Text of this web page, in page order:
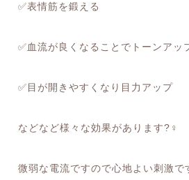
✅表情筋を鍛える
✅血流が良くなることでトーンアッ
✅目が開きやすくなり目力アップ
などなど様々な効果があります?‍♀️
微弱な電流ですので心地よい刺激で